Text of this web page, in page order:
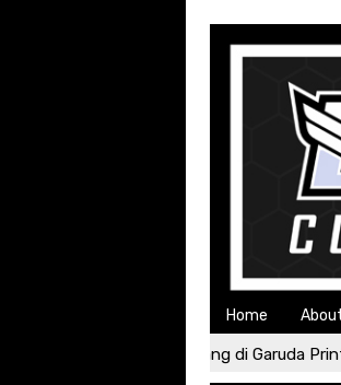
Home
Selamat Datang di Garuda Print